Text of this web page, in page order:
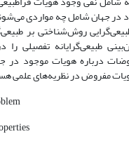
در جهان شامل چه مواردی
روش‌شناختی بر
‌طبیعی‌گرایانه تفصیلی
درباره هویات موجود در
مفروض در نظریه‌‌های علمی